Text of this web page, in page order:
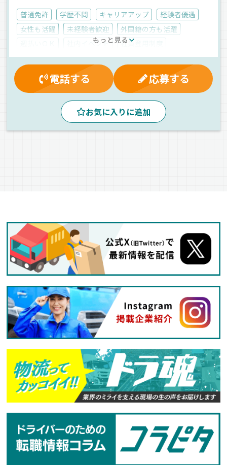
普通免許 学歴不問 キャリアアップ
経験者優遇
女性も活躍
未経験者歓迎
外国籍の方も活躍
社内イベント
社員登用制度
社宅対応可
昼 早朝 朝 夜 夕方
拠点多数
1人1台専用車
ETC搭載 手積み AT可
地場
カーナビ搭載
雑貨 玩具 介護用品
ダンボール
薬品 医薬品 菓子 日用品
その他 衣料品
普通車
軽四輪（AT）
業務委託
もっと見る
電話する 応募する
お気に入りに追加